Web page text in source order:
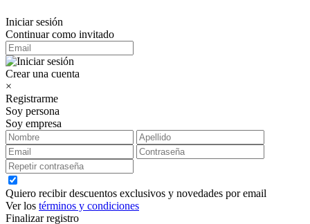
Iniciar sesión
Continuar como invitado
Crear una cuenta
×
Registrarme
Soy persona
Soy empresa
Quiero recibir descuentos exclusivos y novedades por email
Ver los términos y condiciones
Finalizar registro